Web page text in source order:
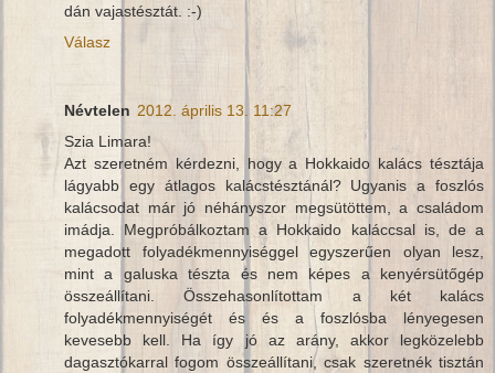
dán vajastésztát. :-)
Válasz
Névtelen 2012. április 13. 11:27
Szia Limara!
Azt szeretném kérdezni, hogy a Hokkaido kalács tésztája
lágyabb egy átlagos kalácstésztánál? Ugyanis a foszlós
kalácsodat már jó néhányszor megsütöttem, a családom
imádja. Megpróbálkoztam a Hokkaido kaláccsal is, de a
megadott folyadékmennyiséggel egyszerűen olyan lesz,
mint a galuska tészta és nem képes a kenyérsütőgép
összeállítani. Összehasonlítottam a két kalács
folyadékmennyiségét és és a foszlósba lényegesen
kevesebb kell. Ha így jó az arány, akkor legközelebb
dagasztókarral fogom összeállítani, csak szeretnék tisztán